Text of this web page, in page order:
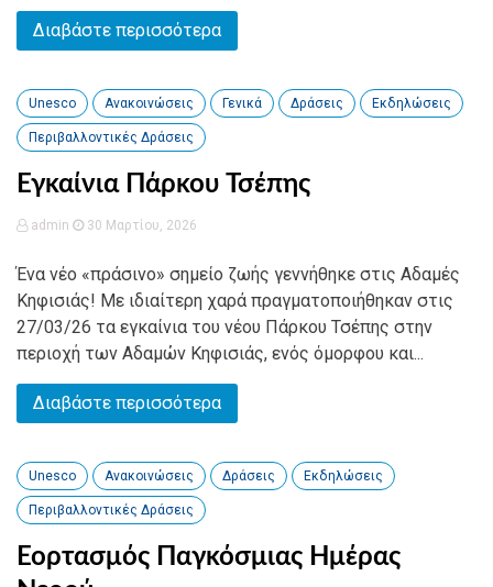
Διαβάστε περισσότερα
Unesco Ανακοινώσεις Γενικά Δράσεις Εκδηλώσεις
Περιβαλλοντικές Δράσεις
Εγκαίνια Πάρκου Τσέπης
admin 30 Μαρτίου, 2026
Ένα νέο «πράσινο» σημείο ζωής γεννήθηκε στις Αδαμές
Κηφισιάς! Με ιδιαίτερη χαρά πραγματοποιήθηκαν στις
27/03/26 τα εγκαίνια του νέου Πάρκου Τσέπης στην
περιοχή των Αδαμών Κηφισιάς, ενός όμορφου και...
Διαβάστε περισσότερα
Unesco Ανακοινώσεις Δράσεις Εκδηλώσεις
Περιβαλλοντικές Δράσεις
Εορτασμός Παγκόσμιας Ημέρας